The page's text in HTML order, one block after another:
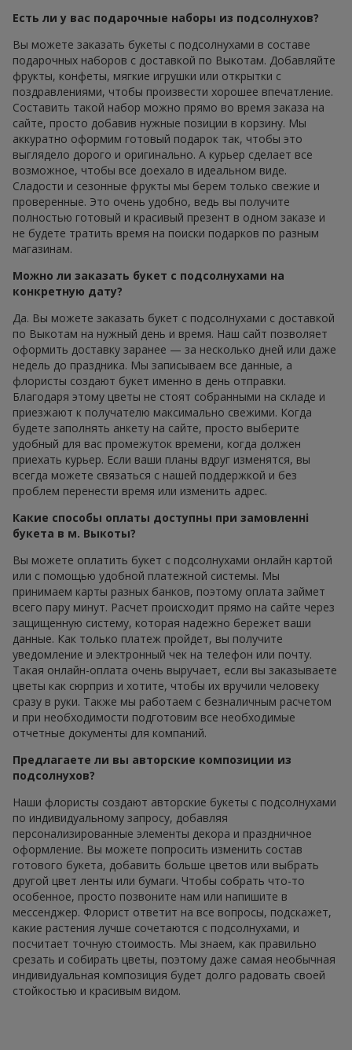
Есть ли у вас подарочные наборы из подсолнухов?
Вы можете заказать букеты с подсолнухами в составе
подарочных наборов с доставкой по Выкотам. Добавляйте
фрукты, конфеты, мягкие игрушки или открытки с
поздравлениями, чтобы произвести хорошее впечатление.
Составить такой набор можно прямо во время заказа на
сайте, просто добавив нужные позиции в корзину. Мы
аккуратно оформим готовый подарок так, чтобы это
выглядело дорого и оригинально. А курьер сделает все
возможное, чтобы все доехало в идеальном виде.
Сладости и сезонные фрукты мы берем только свежие и
проверенные. Это очень удобно, ведь вы получите
полностью готовый и красивый презент в одном заказе и
не будете тратить время на поиски подарков по разным
магазинам.
Можно ли заказать букет с подсолнухами на
конкретную дату?
Да. Вы можете заказать букет с подсолнухами с доставкой
по Выкотам на нужный день и время. Наш сайт позволяет
оформить доставку заранее — за несколько дней или даже
недель до праздника. Мы записываем все данные, а
флористы создают букет именно в день отправки.
Благодаря этому цветы не стоят собранными на складе и
приезжают к получателю максимально свежими. Когда
будете заполнять анкету на сайте, просто выберите
удобный для вас промежуток времени, когда должен
приехать курьер. Если ваши планы вдруг изменятся, вы
всегда можете связаться с нашей поддержкой и без
проблем перенести время или изменить адрес.
Какие способы оплаты доступны при замовленні
букета в м. Выкоты?
Вы можете оплатить букет с подсолнухами онлайн картой
или с помощью удобной платежной системы. Мы
принимаем карты разных банков, поэтому оплата займет
всего пару минут. Расчет происходит прямо на сайте через
защищенную систему, которая надежно бережет ваши
данные. Как только платеж пройдет, вы получите
уведомление и электронный чек на телефон или почту.
Такая онлайн-оплата очень выручает, если вы заказываете
цветы как сюрприз и хотите, чтобы их вручили человеку
сразу в руки. Также мы работаем с безналичным расчетом
и при необходимости подготовим все необходимые
отчетные документы для компаний.
Предлагаете ли вы авторские композиции из
подсолнухов?
Наши флористы создают авторские букеты с подсолнухами
по индивидуальному запросу, добавляя
персонализированные элементы декора и праздничное
оформление. Вы можете попросить изменить состав
готового букета, добавить больше цветов или выбрать
другой цвет ленты или бумаги. Чтобы собрать что-то
особенное, просто позвоните нам или напишите в
мессенджер. Флорист ответит на все вопросы, подскажет,
какие растения лучше сочетаются с подсолнухами, и
посчитает точную стоимость. Мы знаем, как правильно
срезать и собирать цветы, поэтому даже самая необычная
индивидуальная композиция будет долго радовать своей
стойкостью и красивым видом.